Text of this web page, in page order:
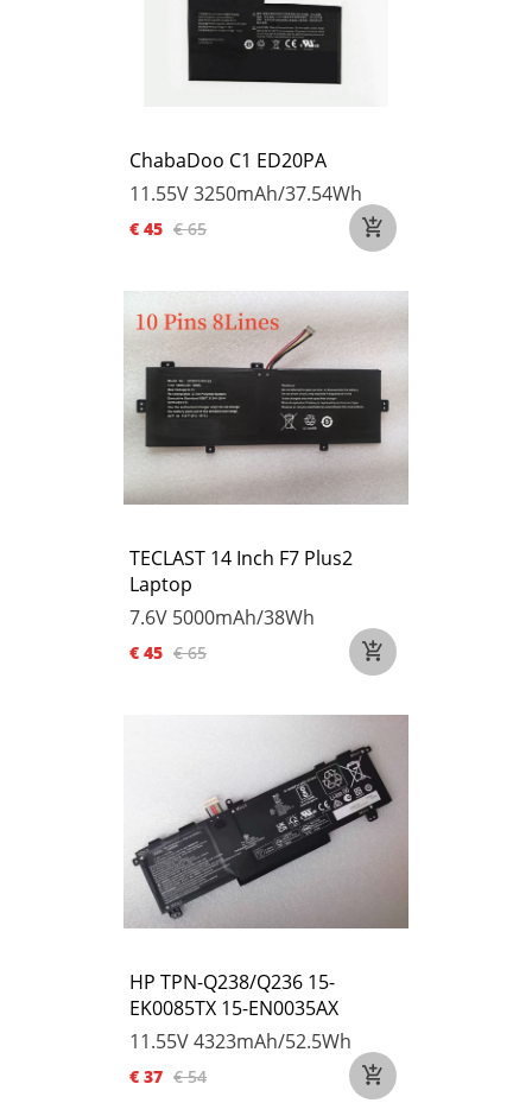
ChabaDoo C1 ED20PA
11.55V3250mAh/37.54Wh
€ 45 € 65
TECLAST 14 Inch F7 Plus2
Laptop
7.6V 5000mAh/38Wh
€ 45 € 65
HP TPN-Q238/Q236 15-
EK0085TX 15-EN0035AX
11.55V4323mAh/52.5Wh
€ 37 € 54